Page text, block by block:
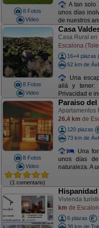
8 Fotos
Video
A tan solo
unos días
de nuestros
8 Fotos
Video
Casa
Casa Rural en
Escalona
16+4 plazas
52 km de
Una
allá y tener:
Privacidad e
8 Fotos
Video
(1 comentario)
Paraiso del
Apartamentos
26,4 km de
120 plazas
73 km de
Una
unos días
naturaleza. A
Hispanidad
Vivienda
km de
6 plazas
38 km de